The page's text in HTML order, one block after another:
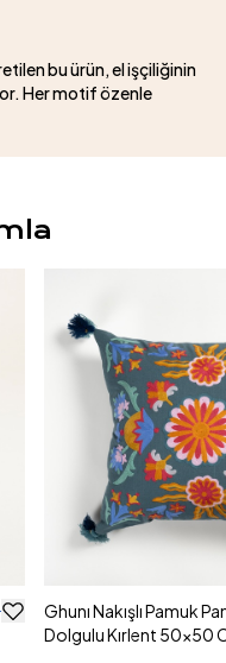
bu ürün, el işçiliğinin
Her motif özenle
Ghunı Nakışlı Pamuk
Dolgulu Kırlent 50x50